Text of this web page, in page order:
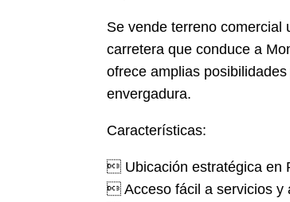
Se vende terreno comercial
carretera que conduce a
ofrece amplias
envergadura.
Características:
 Ubicación estratégica en
 Acceso fácil a servicios y